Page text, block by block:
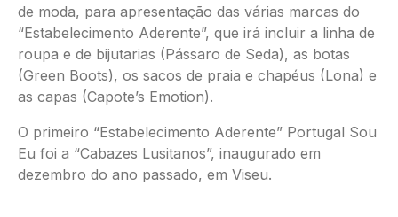
de moda, para apresentação das várias marcas do
“Estabelecimento Aderente”, que irá incluir a linha de
roupa e de bijutarias (Pássaro de Seda), as botas
(Green Boots), os sacos de praia e chapéus (Lona) e
as capas (Capote’s Emotion).
O primeiro “Estabelecimento Aderente” Portugal Sou
Eu foi a “Cabazes Lusitanos”, inaugurado em
dezembro do ano passado, em Viseu.